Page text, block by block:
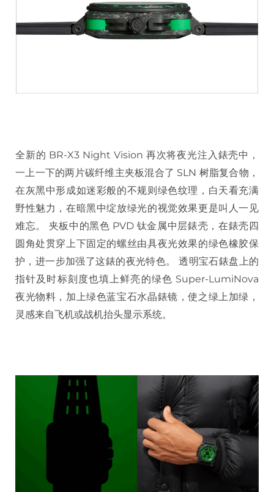
全新的 BR-X3 Night Vision 再次将夜光注入錶壳中，
一上一下的两片碳纤维主夹板混合了 SLN 树脂复合物，
在灰黑中形成如迷彩般的不规则绿色纹理，白天看充满
野性魅力，在暗黑中绽放绿光的视觉效果更是叫人一见
难忘。 夹板中的黑色 PVD 钛金属中层錶壳，在錶壳四
圆角处贯穿上下固定的螺丝由具夜光效果的绿色橡胶保
护，进一步加强了这錶的夜光特色。 透明宝石錶盘上的
指针及时标刻度也填上鲜亮的绿色 Super-LumiNova
夜光物料，加上绿色蓝宝石水晶錶镜，使之绿上加绿，
灵感来自飞机或战机抬头显示系统。